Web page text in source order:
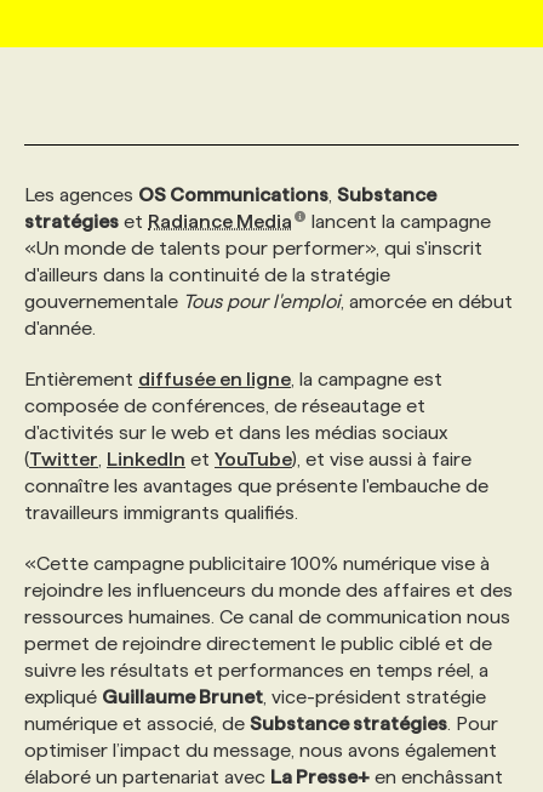
AFFAIRES DE L'INDUSTRIE
INITIATIVES NUMÉRIQUES
PRIX ET DISTINCTIONS
TENDANCES
WEB & MÉDIAS SOCIAUX
MARKETING DURABLE
GEO/SEO
ÉVÉNEMENTIEL
NOS AUTEUR‧RICES
INFOLETTRE PUBLICITÉ
ANNONCEZ AVEC NOUS
CONSULTER LA CVTHÈQUE
PROFIL ENTREPRISE
FAQ
ANNONCEZ AVEC NOUS
VOIR LES OFFRES
PROFIL CANDIDAT
FAQ
ANNONCEZ AVEC NOUS
NOS FORMATIONS EN LIGNE
NOS PARCOURS DE FORMATIONS
FORMATIONS PERSONNALISÉES
NOS FORMATEUR‧RICES
POURQUOI CHOISIR NOS FORMATIONS
NOS TARIFS
PROGRAMMES DE SUBVENTIONS
FAQ
ANNONCEZ AVEC NOUS
CHASSE DE TÊTE
SERVICE DE CHASSE DE TÊTE
NOS TARIFS
NOS EXPERTISES
FAQ
ANNONCEZ AVEC NOUS
Les agences OS Communications Substance
stratégies et Radiance Media
lancent la campagne
«Un monde de talents pour performer», qui s'inscrit
d'ailleurs dans la continuité de la stratégie
gouvernementale Tous pour l'emploi, amorcée en début
d'année.
Entièrement diffusée en ligne , la campagne est
composée de conférences, de réseautage et
d'activités sur le web et dans les médias sociaux
(Twitter LinkedIn et YouTube), et vise aussi à faire
connaître les avantages que présente l'embauche de
travailleurs immigrants qualifiés.
«Cette campagne publicitaire 100% numérique vise à
rejoindre les influenceurs du monde des affaires et des
ressources humaines. Ce canal de communication nous
permet de rejoindre directement le public ciblé et de
suivre les résultats et performances en temps réel, a
expliqué Guillaume Brunet , vice-président stratégie
numérique et associé, de Substance stratégies . Pour
optimiser l’impact du message, nous avons également
élaboré un partenariat avec La Presse+ en enchâssant